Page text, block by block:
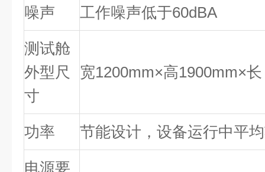
噪声 工作噪声低于60dBA
测试舱
外型尺
寸
宽1200mm×高1900mm×
功率 节能设计，设备运行中平
电源要